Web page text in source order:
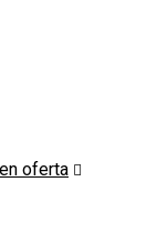
oferta